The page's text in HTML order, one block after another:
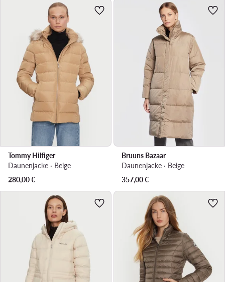
Tommy Hilfiger
Daunenjacke · Beige
280,00€
Bruuns Bazaar
Daunenjacke · Beige
357,00€